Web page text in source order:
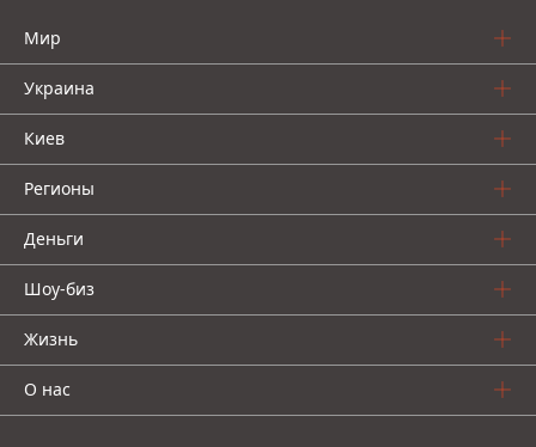
Мир
Украина
Киев
Регионы
Деньги
Шоу-биз
Жизнь
О нас